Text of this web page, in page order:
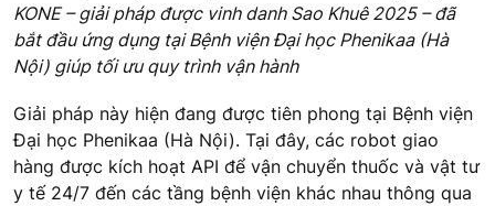
KONE – giải pháp được vinh danh Sao Khuê 2025 – đã
bắt đầu ứng dụng tại Bệnh viện Đại học Phenikaa (Hà
Nội) giúp tối ưu quy trình vận hành
Giải pháp này hiện đang được tiên phong tại Bệnh viện
Đại học Phenikaa (Hà Nội). Tại đây, các robot giao
hàng được kích hoạt API để vận chuyển thuốc và vật tư
y tế 24/7 đến các tầng bệnh viện khác nhau thông qua